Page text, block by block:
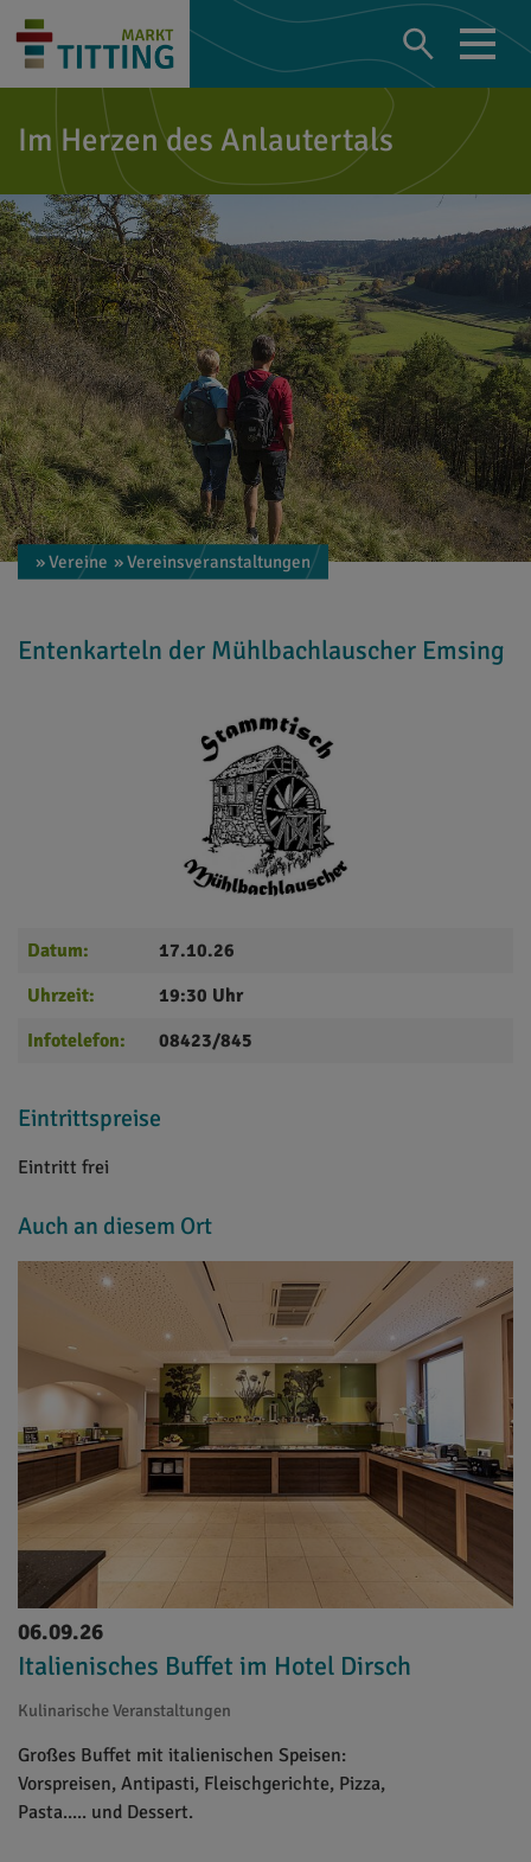
Im Herzen des Anlautertals
» Vereine » Vereinsveranstaltungen
Entenkarteln der Mühlbachlauscher Emsing
Datum:
17.10.26
Uhrzeit:
19:30 Uhr
Infotelefon:
08423/845
Eintrittspreise
Eintritt frei
Auch an diesem Ort
06.09.26
Italienisches Buffet im Hotel Dirsch
Kulinarische Veranstaltungen
Großes Buffet mit italienischen Speisen:
Vorspreisen, Antipasti, Fleischgerichte, Pizza,
Pasta..... und Dessert.